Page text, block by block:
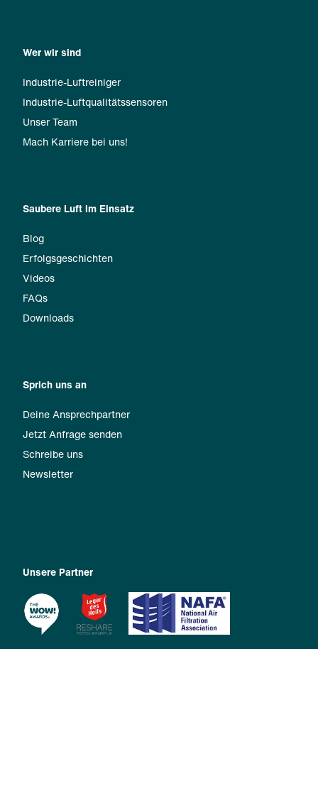
Wer wir sind
Industrie-Luftreiniger
Industrie-Luftqualitätssensoren
Unser Team
Mach Karriere bei uns!
Saubere Luft im Einsatz
Blog
Erfolgsgeschichten
Videos
FAQs
Downloads
Sprich uns an
Deine Ansprechpartner
Jetzt Anfrage senden
Schreibe uns
Newsletter
Unsere Partner